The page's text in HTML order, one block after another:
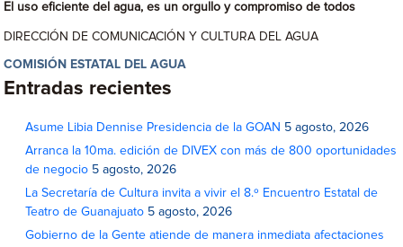
El uso eficiente del agua, es un orgullo y compromiso de todos
DIRECCIÓN DE COMUNICACIÓN Y CULTURA DEL AGUA
COMISIÓN ESTATAL DEL AGUA
Entradas recientes
Asume Libia Dennise Presidencia de la GOAN 5 agosto, 2026
Arranca la 10ma. edición de DIVEX con más de 800 oportunidades
de negocio 5 agosto, 2026
La Secretaría de Cultura invita a vivir el 8.º Encuentro Estatal de
Teatro de Guanajuato 5 agosto, 2026
Gobierno de la Gente atiende de manera inmediata afectaciones